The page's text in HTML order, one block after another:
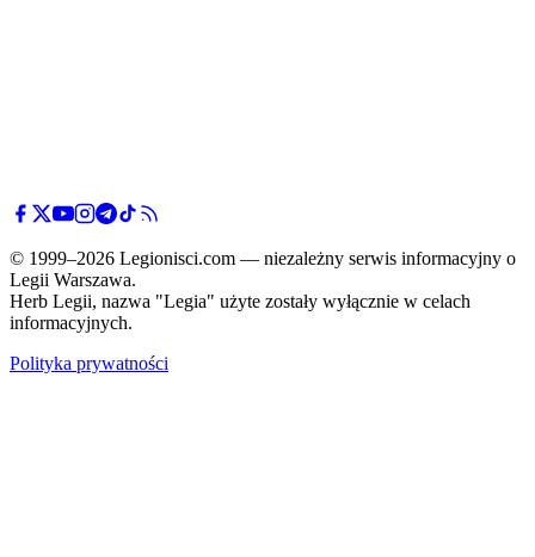
© 1999–2026 Legionisci.com — niezależny serwis informacyjny o
Legii Warszawa.
Herb Legii, nazwa "Legia" użyte zostały wyłącznie w celach
informacyjnych.
Polityka prywatności